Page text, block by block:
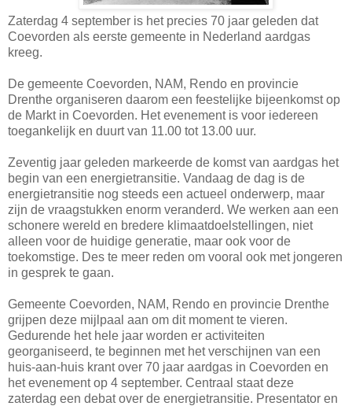
Zaterdag 4 september is het precies 70 jaar geleden dat
Coevorden als eerste gemeente in Nederland aardgas
kreeg.
De gemeente Coevorden, NAM, Rendo en provincie
Drenthe organiseren daarom een feestelijke bijeenkomst op
de Markt in Coevorden. Het evenement is voor iedereen
toegankelijk en duurt van 11.00 tot 13.00 uur.
Zeventig jaar geleden markeerde de komst van aardgas het
begin van een energietransitie. Vandaag de dag is de
energietransitie nog steeds een actueel onderwerp, maar
zijn de vraagstukken enorm veranderd. We werken aan een
schonere wereld en bredere klimaatdoelstellingen, niet
alleen voor de huidige generatie, maar ook voor de
toekomstige. Des te meer reden om vooral ook met jongeren
in gesprek te gaan.
Gemeente Coevorden, NAM, Rendo en provincie Drenthe
grijpen deze mijlpaal aan om dit moment te vieren.
Gedurende het hele jaar worden er activiteiten
georganiseerd, te beginnen met het verschijnen van een
huis-aan-huis krant over 70 jaar aardgas in Coevorden en
het evenement op 4 september. Centraal staat deze
zaterdag een debat over de energietransitie. Presentator en